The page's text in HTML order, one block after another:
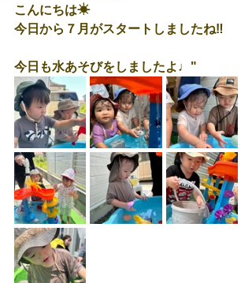
こんにちは☀
今日から７月がスタートしましたね‼
今日も水あそびをしましたよ♩"